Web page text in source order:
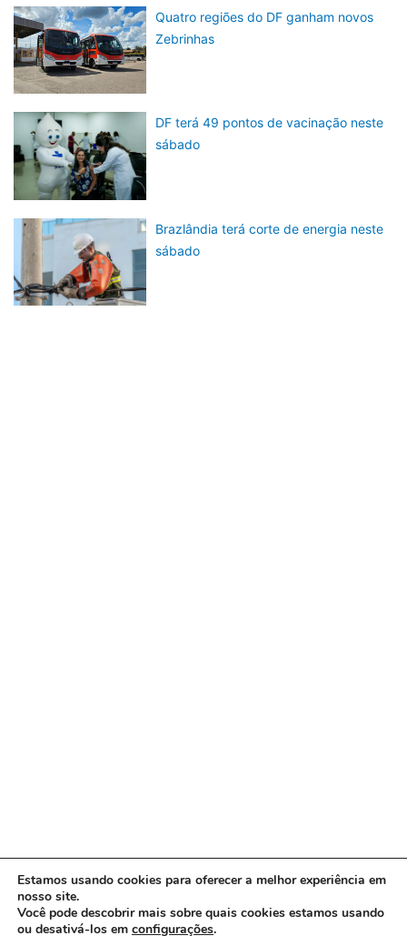
Quatro regiões do DF ganham novos
Zebrinhas
DF terá 49 pontos de vacinação neste
sábado
Brazlândia terá corte de energia neste
sábado
Copyright © 2026 www.ACORDA DF
Estamos usando cookies para oferecer a melhor experiência em
nosso site.
Você pode descobrir mais sobre quais cookies estamos usando
ou desativá-los em configurações.